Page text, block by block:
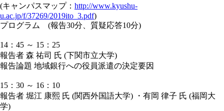
(キャンパスマップ： http://www.kyushu-
u.ac.jp/f/37269/2019ito_3.pdf)
プログラム (報告30分、質疑応答10分)
14：45 ～ 15：25
報告者 森 祐司 氏 (下関市立大学)
報告論題 地域銀行への役員派遣の決定要因
15：30 ～ 16：10
報告者 堀江 康熙 氏 (関西外国語大学) ・有岡 律子 氏 (福岡大
学)